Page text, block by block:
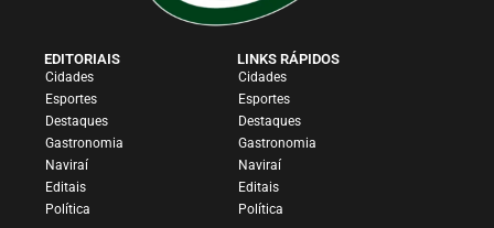
EDITORIAIS
Cidades
Esportes
Destaques
Gastronomia
Naviraí
Editais
Política
LINKS RÁPIDOS
Cidades
Esportes
Destaques
Gastronomia
Naviraí
Editais
Política